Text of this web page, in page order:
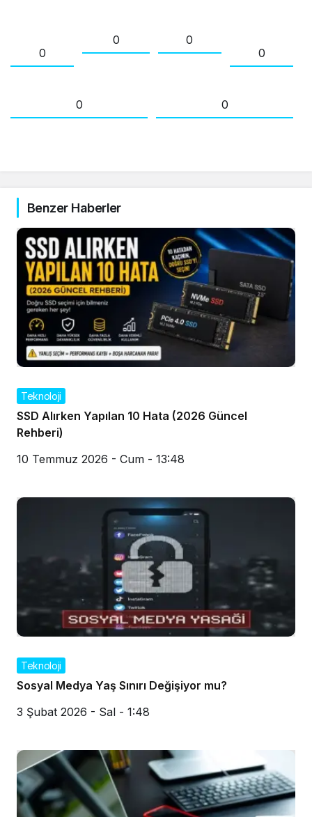
0
0
0
0
0 0
Benzer Haberler
Teknoloji
SSD Alırken Yapılan 10 Hata (2026 Güncel
Rehberi)
10 Temmuz 2026 - Cum - 13:48
Teknoloji
Sosyal Medya Yaş Sınırı Değişiyor mu?
3 Şubat 2026 - Sal - 1:48